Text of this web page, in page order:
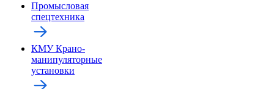
Промысловая
спецтехника
КМУ Крано-
манипуляторные
установки